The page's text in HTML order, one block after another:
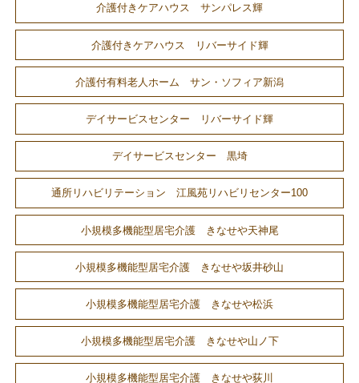
介護付きケアハウス サンパレス輝
介護付きケアハウス リバーサイド輝
介護付有料老人ホーム サン・ソフィア新潟
デイサービスセンター リバーサイド輝
デイサービスセンター 黒埼
通所リハビリテーション 江風苑リハビリセンター100
小規模多機能型居宅介護 きなせや天神尾
小規模多機能型居宅介護 きなせや坂井砂山
小規模多機能型居宅介護 きなせや松浜
小規模多機能型居宅介護 きなせや山ノ下
小規模多機能型居宅介護 きなせや荻川